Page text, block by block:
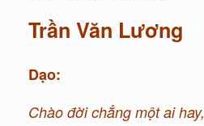
Trần Văn Lương
Dạo:
Chào đời chẳng một ai hay,